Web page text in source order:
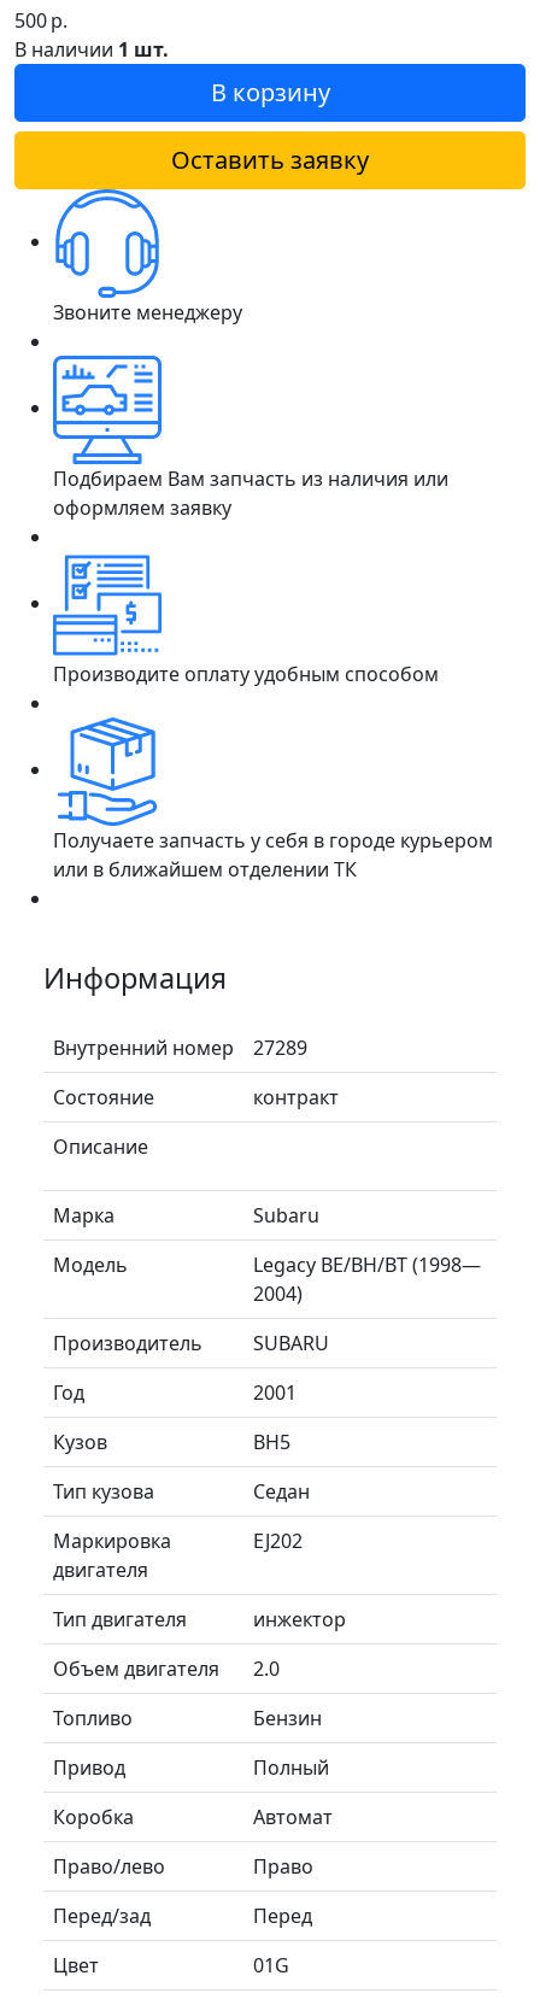
500р.
В наличии 1 шт.
В корзину
Оставить заявку
Звоните менеджеру
Подбираем Вам запчасть из наличия или
оформляем заявку
Производите оплату удобным способом
Получаете запчасть у себя в городе курьером
или в ближайшем отделении ТК
Информация
Внутренний номер
27289
Состояние
контракт
Описание
Марка
Subaru
Модель
Legacy BE/BH/BT (1998—
2004)
Производитель
SUBARU
Год
2001
Кузов
BH5
Тип кузова
Седан
Маркировка
двигателя
EJ202
Тип двигателя
инжектор
Объем двигателя
2.0
Топливо
Бензин
Привод
Полный
Коробка
Автомат
Право/лево
Право
Перед/зад
Перед
Цвет
01G